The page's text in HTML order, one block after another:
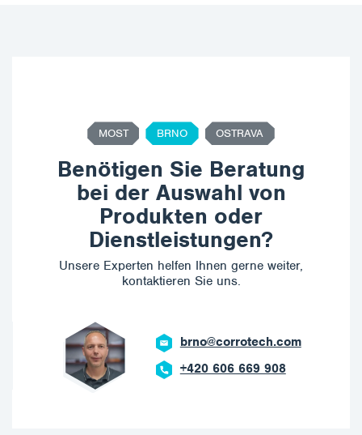
MOST BRNO OSTRAVA
Benötigen Sie Beratung
bei der Auswahl von
Produkten oder
Dienstleistungen?
Unsere Experten helfen Ihnen gerne weiter,
kontaktieren Sie uns.
brno@corrotech.com
+420 606 669 908